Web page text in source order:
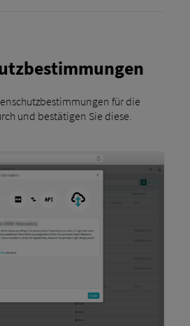
für die
und bestätigen Sie diese.